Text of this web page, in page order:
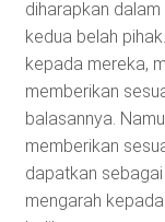
diharapkan
kedua belah
kepada mereka,
memberikan
balasannya.
memberikan
dapatkan sebagai
mengarah